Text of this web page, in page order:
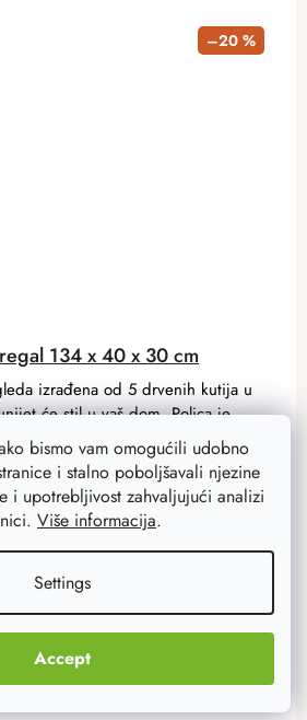
bismo vam omogućili udobno
i stalno poboljšavali njezine
i upotrebljivost zahvaljujući analizi
Više informacija.
Settings
Accept
–20 %
134 x 40 x 30 cm
ADD TO CART
izrađena od 5 drvenih kutija u
će stil u vaš dom. Polica je
stati puno ukrasa i knjiga.